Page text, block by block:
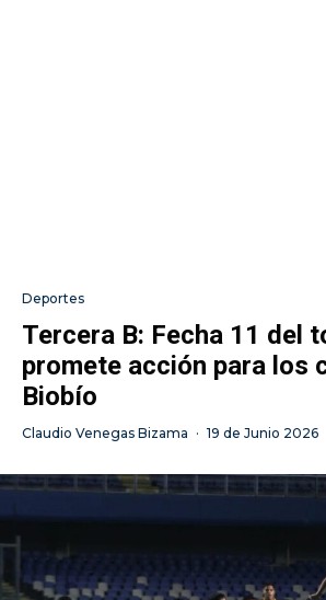
Deportes
Tercera B: Fecha 11 del
promete acción para los
Biobío
Claudio Venegas Bizama · 19 de Junio 2026